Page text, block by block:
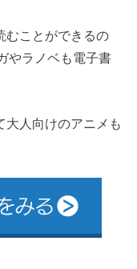
むことができるの
やラノベも電子書
大人向けのアニメも